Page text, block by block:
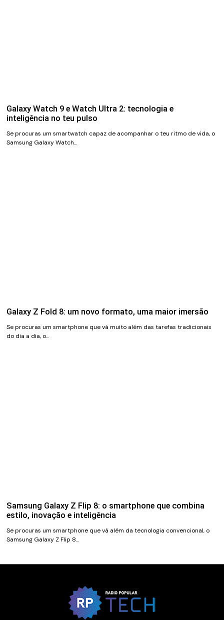
Galaxy Watch 9 e Watch Ultra 2: tecnologia e
inteligência no teu pulso
Se procuras um smartwatch capaz de acompanhar o teu ritmo de vida, o
Samsung Galaxy Watch…
Galaxy Z Fold 8: um novo formato, uma maior imersão
Se procuras um smartphone que vá muito além das tarefas tradicionais
do dia a dia, o…
Samsung Galaxy Z Flip 8: o smartphone que combina
estilo, inovação e inteligência
Se procuras um smartphone que vá além da tecnologia convencional, o
Samsung Galaxy Z Flip 8…